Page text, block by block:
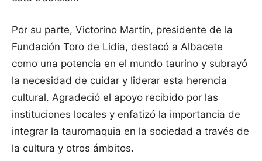
Por su parte, Victorino Martín, presidente de la
Fundación Toro de Lidia, destacó a Albacete
como una potencia en el mundo taurino y subrayó
la necesidad de cuidar y liderar esta herencia
cultural. Agradeció el apoyo recibido por las
instituciones locales y enfatizó la importancia de
integrar la tauromaquia en la sociedad a través de
la cultura y otros ámbitos.